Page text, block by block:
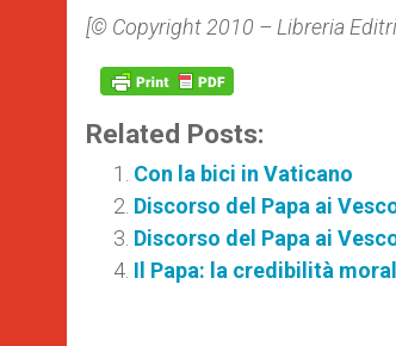
[© Copyright 2010 – Libreria
Related Posts:
Con la bici in Vaticano
Discorso del Papa ai
Discorso del Papa ai
Il Papa: la credibilità